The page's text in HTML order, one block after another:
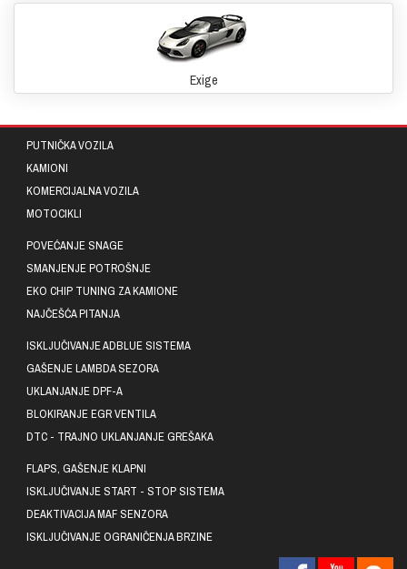
Exige
PUTNIČKA VOZILA
KAMIONI
KOMERCIJALNA VOZILA
MOTOCIKLI
POVEĆANJE SNAGE
SMANJENJE POTROŠNJE
EKO CHIP TUNING ZA KAMIONE
NAJČEŠĆA PITANJA
ISKLJUČIVANJE ADBLUE SISTEMA
GAŠENJE LAMBDA SEZORA
UKLANJANJE DPF-A
BLOKIRANJE EGR VENTILA
DTC - TRAJNO UKLANJANJE GREŠAKA
FLAPS, GAŠENJE KLAPNI
ISKLJUČIVANJE START - STOP SISTEMA
DEAKTIVACIJA MAF SENZORA
ISKLJUČIVANJE OGRANIČENJA BRZINE